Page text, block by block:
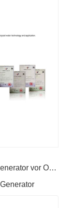
vorhergehend : Hypochloriger Säuregenerator vor Ort im Krankenhaus